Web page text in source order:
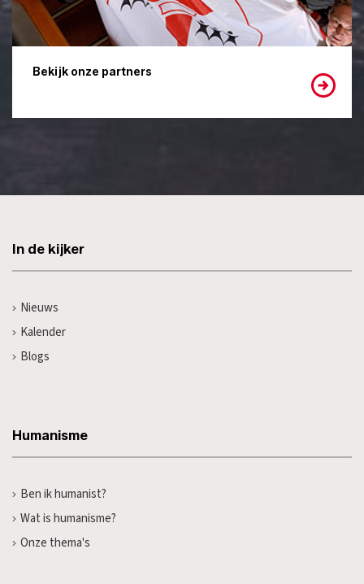
Bekijk onze partners
In de kijker
Nieuws
Kalender
Blogs
Humanisme
Ben ik humanist?
Wat is humanisme?
Onze thema's